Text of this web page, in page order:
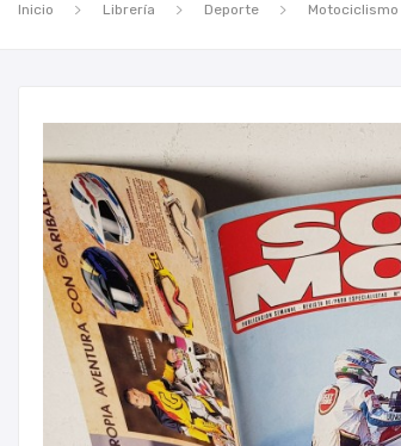
Inicio Librería Deporte Motociclismo